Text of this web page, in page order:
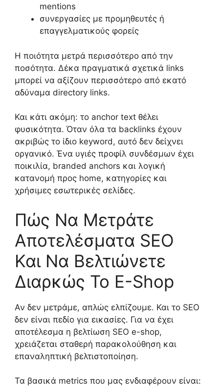
mentions
συνεργασίες με προμηθευτές ή
επαγγελματικούς φορείς
Η ποιότητα μετρά περισσότερο από την
ποσότητα. Δέκα πραγματικά σχετικά links
μπορεί να αξίζουν περισσότερο από εκατό
αδύναμα directory links.
Και κάτι ακόμη: το anchor text θέλει
φυσικότητα. Όταν όλα τα backlinks έχουν
ακριβώς το ίδιο keyword, αυτό δεν δείχνει
οργανικό. Ένα υγιές προφίλ συνδέσμων έχει
ποικιλία, branded anchors και λογική
κατανομή προς home, κατηγορίες και
χρήσιμες εσωτερικές σελίδες.
Πώς Να Μετράτε
Αποτελέσματα SEO
Και Να Βελτιώνετε
Διαρκώς Το E-Shop
Αν δεν μετράμε, απλώς ελπίζουμε. Και το SEO
δεν είναι πεδίο για εικασίες. Για να έχει
αποτέλεσμα η βελτίωση SEO e-shop,
χρειάζεται σταθερή παρακολούθηση και
επαναληπτική βελτιστοποίηση.
Τα βασικά metrics που μας ενδιαφέρουν είναι: